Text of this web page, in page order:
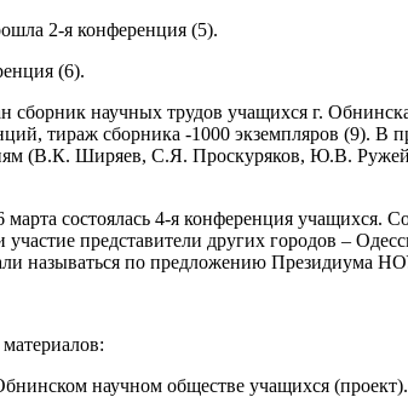
2-я конференция (5).
(6).
сборник научных трудов учащихся г.
тираж сборника -1000 экземпляров (9).
(В.К. Ширяев, С.Я. Проскуряков, Ю.В.
марта состоялась 4-я конференция
представители других городов –
называться по предложению Президиума
научном обществе учащихся (проект).